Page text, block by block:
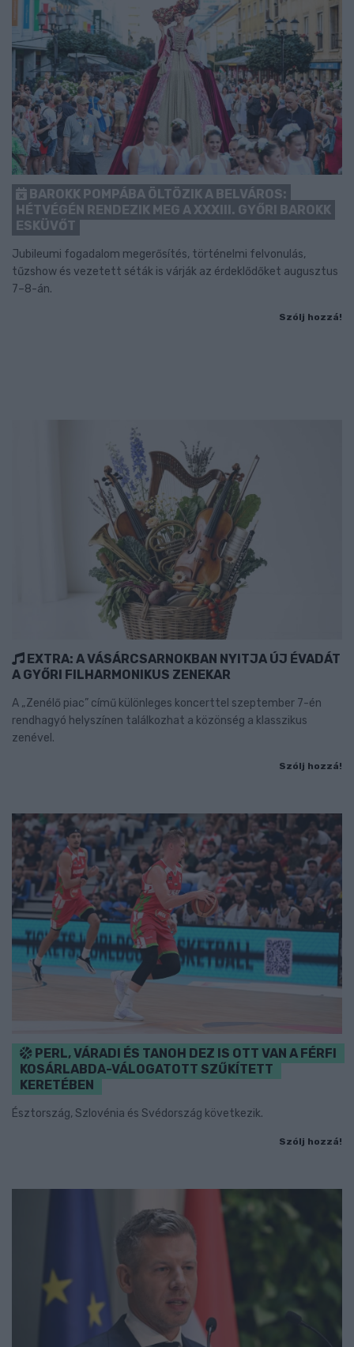
BAROKK POMPÁBA ÖLTÖZIK A BELVÁROS:
HÉTVÉGÉN RENDEZIK MEG A XXXIII. GYŐRI BAROKK
ESKÜVŐT
Jubileumi fogadalom megerősítés, történelmi felvonulás,
tűzshow és vezetett séták is várják az érdeklődőket augusztus
7–8-án.
Szólj hozzá!
EXTRA: A VÁSÁRCSARNOKBAN NYITJA ÚJ ÉVADÁT
A GYŐRI FILHARMONIKUS ZENEKAR
A „Zenélő piac” című különleges koncerttel szeptember 7-én
rendhagyó helyszínen találkozhat a közönség a klasszikus
zenével.
Szólj hozzá!
PERL, VÁRADI ÉS TANOH DEZ IS OTT VAN A FÉRFI
KOSÁRLABDA-VÁLOGATOTT SZŰKÍTETT
KERETÉBEN
Észtország, Szlovénia és Svédország következik.
Szólj hozzá!